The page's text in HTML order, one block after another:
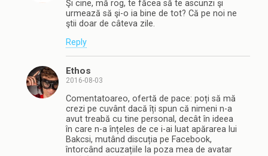
Şi cine, mă rog, te făcea să te ascunzi şi
urmează să şi-o ia bine de tot? Că pe noi ne
ştii doar de câteva zile.
Reply
Ethos
2016-08-03
Comentatoareo, ofertă de pace: poți să mă
crezi pe cuvânt dacă îți spun că nimeni n-a
avut treabă cu tine personal, decât în ideea
în care n-a înțeles de ce i-ai luat apărarea lui
Bakcsi, mutând discuția pe Facebook,
întorcând acuzațiile la poza mea de avatar